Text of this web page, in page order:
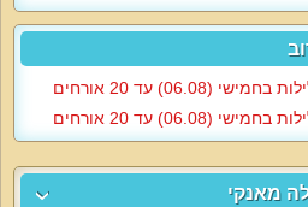
מאנקי